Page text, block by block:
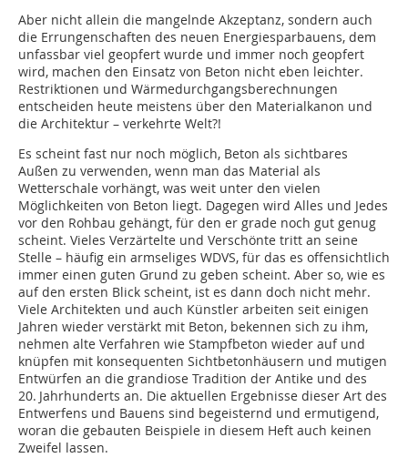
Aber nicht allein die mangelnde Akzeptanz, sondern auch
die Errungenschaften des neuen Energiesparbauens, dem
unfassbar viel geopfert wurde und immer noch geopfert
wird, machen den Einsatz von Beton nicht eben leichter.
Restriktionen und Wärmedurchgangsberechnungen
entscheiden heute meistens über den Materialkanon und
die Architektur – verkehrte Welt?!
Es scheint fast nur noch möglich, Beton als sichtbares
Außen zu verwenden, wenn man das Material als
Wetterschale vorhängt, was weit unter den vielen
Möglichkeiten von Beton liegt. Dagegen wird Alles und Jedes
vor den Rohbau gehängt, für den er grade noch gut genug
scheint. Vieles Verzärtelte und Verschönte tritt an seine
Stelle – häufig ein armseliges WDVS, für das es offensichtlich
immer einen guten Grund zu geben scheint. Aber so, wie es
auf den ersten Blick scheint, ist es dann doch nicht mehr.
Viele Architekten und auch Künstler arbeiten seit einigen
Jahren wieder verstärkt mit Beton, bekennen sich zu ihm,
nehmen alte Verfahren wie Stampfbeton wieder auf und
knüpfen mit konsequenten Sichtbetonhäusern und mutigen
Entwürfen an die grandiose Tradition der Antike und des
20. Jahrhunderts an. Die aktuellen Ergebnisse dieser Art des
Entwerfens und Bauens sind begeisternd und ermutigend,
woran die gebauten Beispiele in diesem Heft auch keinen
Zweifel lassen.